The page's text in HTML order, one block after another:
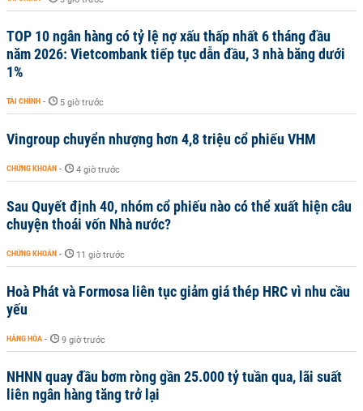
TOP 10 ngân hàng có tỷ lệ nợ xấu thấp nhất 6 tháng đầu
năm 2026: Vietcombank tiếp tục dẫn đầu, 3 nhà băng dưới
1%
TÀI CHÍNH - 5 giờ trước
Vingroup chuyển nhượng hơn 4,8 triệu cổ phiếu VHM
CHỨNG KHOÁN - 4 giờ trước
Sau Quyết định 40, nhóm cổ phiếu nào có thể xuất hiện câu
chuyện thoái vốn Nhà nước?
CHỨNG KHOÁN - 11 giờ trước
Hoà Phát và Formosa liên tục giảm giá thép HRC vì nhu cầu
yếu
HÀNG HÓA - 9 giờ trước
NHNN quay đầu bơm ròng gần 25.000 tỷ tuần qua, lãi suất
liên ngân hàng tăng trở lại